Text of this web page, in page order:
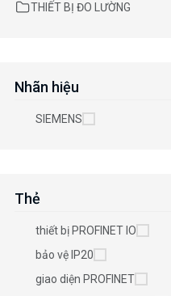
THIẾT BỊ ĐO LƯỜNG
Nhãn hiệu
SIEMENS
Thẻ
thiết bị PROFINET IO
bảo vệ IP20
giao diện PROFINET